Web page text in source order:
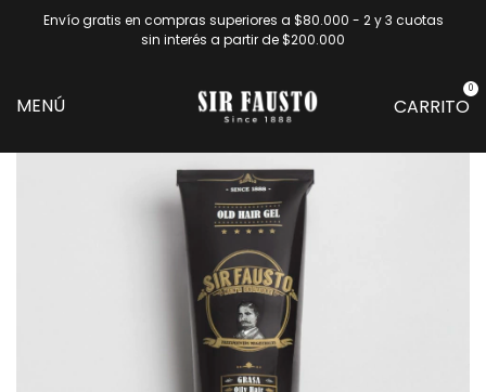
Envío gratis en compras superiores a $80.000 - 2 y 3 cuotas
sin interés a partir de $200.000
MENÚ CARRITO
0